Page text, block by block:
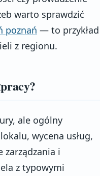
warto sprawdzić
poznań — to przykład
z regionu.
ale ogólny
wycena usług,
zarządzania i
z typowymi